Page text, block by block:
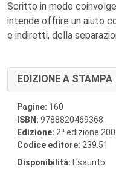
Scritto in modo
intende offrire un aiuto
e indiretti, della
EDIZIONE A STAMPA
Pagine: 160
ISBN: 9788820469368
Edizione: 2a edizione
Codice editore: 239.51
Disponibilità: Esaurito